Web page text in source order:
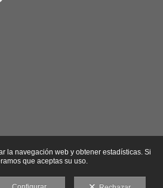
la navegación web y obtener estadísticas. Si
que aceptas su uso.